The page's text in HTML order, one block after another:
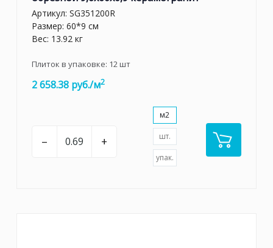
Артикул: SG351200R
Размер: 60*9 см
Вес: 13.92 кг
Плиток в упаковке: 12шт
2 658.38 руб./м2
– +
м2
шт.
упак.